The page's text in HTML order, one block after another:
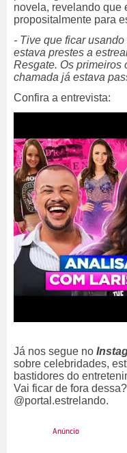
novela, revelando que
propositalmente para
- Tive que ficar
estava prestes a
Resgate. Os primeiros
chamada já estava
Confira a entrevista:
Já nos segue no
sobre celebridades,
bastidores do
Vai ficar de fora
@portal.estrelando.